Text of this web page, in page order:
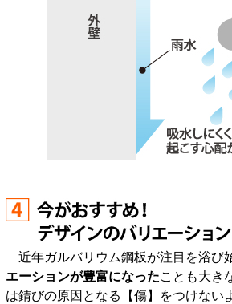
近年ガルバリウム鋼板が注目を浴び
エーションが豊富になったことも大き
は錆びの原因となる【傷】をつけない